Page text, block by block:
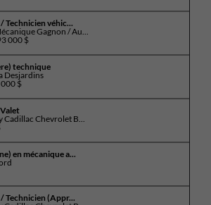
Technicien véhic...
Gagnon / Au...
000 $
technique
Desjardins
$
Chevrolet B...
en mécanique a...
Technicien (Appr...